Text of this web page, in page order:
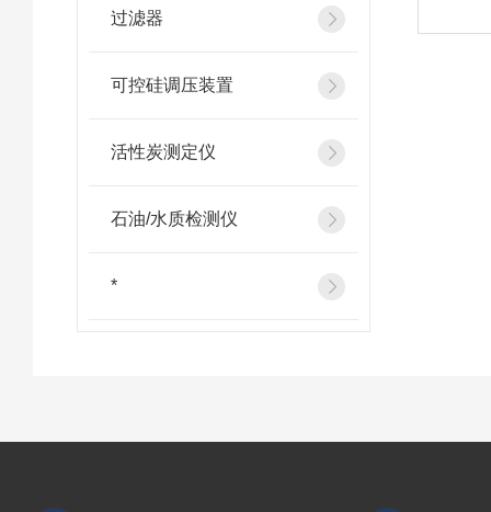
过滤器
可控硅调压装置
活性炭测定仪
石油/水质检测仪
*